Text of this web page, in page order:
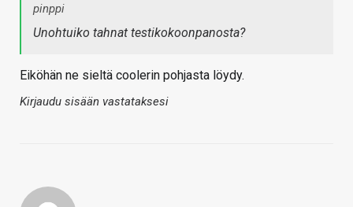
pinppi
Unohtuiko tahnat testikokoonpanosta?
Eiköhän ne sieltä coolerin pohjasta löydy.
Kirjaudu sisään vastataksesi